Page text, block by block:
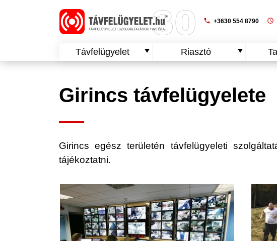
phone +3630 554 8790 schedule
Távfelügyelet Riasztó
Girincs távfelügyelete
Girincs egész területén távfelügyeleti
tájékoztatni.